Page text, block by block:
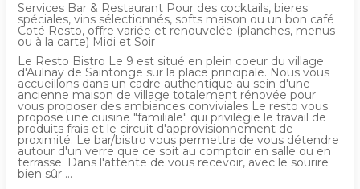
Services Bar & Restaurant Pour des cocktails, bieres
spéciales, vins sélectionnés, softs maison ou un bon café
Coté Resto, offre variée et renouvelée (planches, menus
ou à la carte) Midi et Soir
Le Resto Bistro Le 9 est situé en plein coeur du village
d'Aulnay de Saintonge sur la place principale. Nous vous
accueillons dans un cadre authentique au sein d'une
ancienne maison de village totalement rénovée pour
vous proposer des ambiances conviviales Le resto vous
propose une cuisine "familiale" qui privilégie le travail de
produits frais et le circuit d'approvisionnement de
proximité. Le bar/bistro vous permettra de vous détendre
autour d'un verre que ce soit au comptoir en salle ou en
terrasse. Dans l'attente de vous recevoir, avec le sourire
bien sûr ...